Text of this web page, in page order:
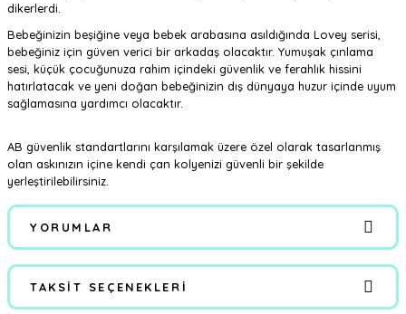
dikerlerdi.
Bebeğinizin beşiğine veya bebek arabasına asıldığında Lovey serisi,
bebeğiniz için güven verici bir arkadaş olacaktır. Yumuşak çınlama
sesi, küçük çocuğunuza rahim içindeki güvenlik ve ferahlık hissini
hatırlatacak ve yeni doğan bebeğinizin dış dünyaya huzur içinde uyum
sağlamasına yardımcı olacaktır.
AB güvenlik standartlarını karşılamak üzere özel olarak tasarlanmış
olan askınızın içine kendi çan kolyenizi güvenli bir şekilde
yerleştirilebilirsiniz.
YORUMLAR
Bu ürüne ilk yorumu siz yapın!
TAKSIT SEÇENEKLERI